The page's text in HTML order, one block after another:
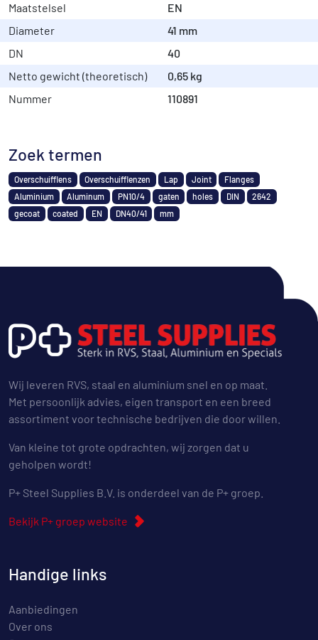
Maatstelsel
EN
Diameter
41 mm
DN
40
Netto gewicht (theoretisch)
0,65 kg
Nummer
110891
Zoek termen
Overschuifflens Overschuifflenzen Lap Joint
Flanges
Aluminium
Aluminum PN10/4 gaten holes DIN
2642
gecoat
coated EN DN40/41 mm
Wij leveren RVS, staal en aluminium snel en op maat.
Met persoonlijk advies, eigen transport en een breed
assortiment voor technische bedrijven die door willen.
Van kleine tot grote opdrachten, wij zorgen dat u
geholpen wordt!
P+ Steel Supplies B.V. is onderdeel van de P+ groep.
Bekijk P+ groep website
Handige links
Aanbiedingen
Over ons